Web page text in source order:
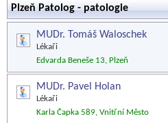
Plzeň Patolog - patologie
MUDr. Tomáš Waloschek
Lékaři
Edvarda Beneše 13, Plzeň
MUDr. Pavel Holan
Lékaři
Karla Čapka 589, Vnitřní Město